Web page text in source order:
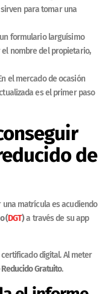
para tomar una
formulario larguísimo
nombre del propietario,
el mercado de ocasión
es el primer paso
de
matrícula es acudiendo
(DGT)a través de su app
digital. Al meter
Gratuito.